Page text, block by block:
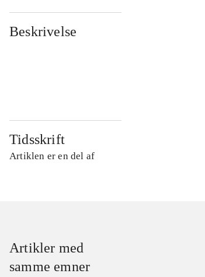
Beskrivelse
Tidsskrift
Artiklen er en del af
Artikler med
samme emner